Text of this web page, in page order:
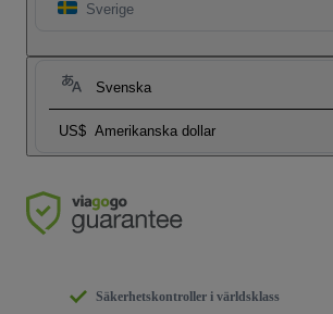
Sverige
Svenska
US$ Amerikanska dollar
Säkerhetskontroller i världsklass